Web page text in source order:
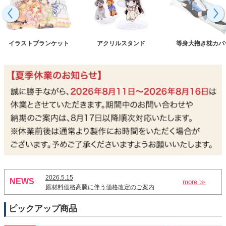
イラストブランケット アクリルスタンド 等身大抱き枕カバ
NEWS
2026.5.15
原材料価格高騰に伴う価格改定のご案内
more ≫
ピックアップ商品